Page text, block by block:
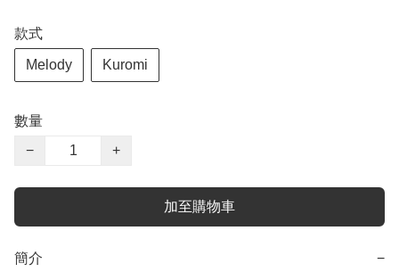
款式
Melody Kuromi
數量
−
+
加至購物車
簡介 −